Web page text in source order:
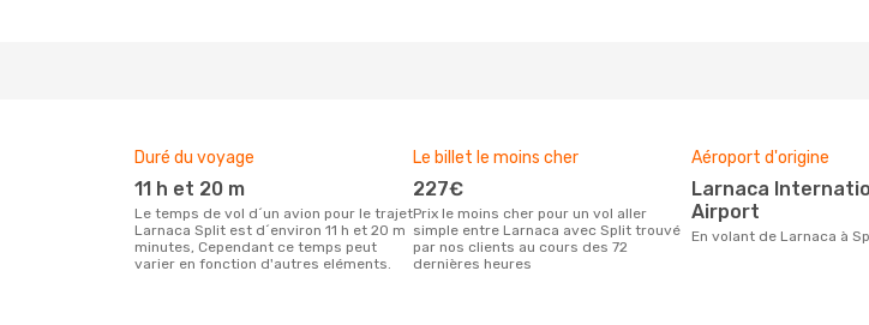
Duré du voyage
11 h et 20 m
Le temps de vol d´un avion pour le trajet
Larnaca Split est d´environ 11 h et 20 m
minutes, Cependant ce temps peut
varier en fonction d'autres eléments.
Le billet le moins cher
227€
Prix le moins cher pour un vol aller
simple entre Larnaca avec Split trouvé
par nos clients au cours des 72
dernières heures
Aéroport d'origine
Larnaca International
Airport
En volant de Larnaca à